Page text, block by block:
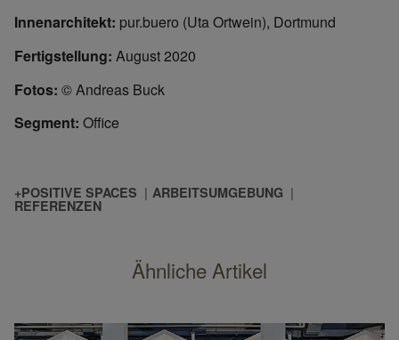
Innenarchitekt: pur.buero (Uta Ortwein), Dortmund
Fertigstellung: August 2020
Fotos: © Andreas Buck
Segment: Office
+POSITIVE SPACES ARBEITSUMGEBUNG
REFERENZEN
Ähnliche Artikel